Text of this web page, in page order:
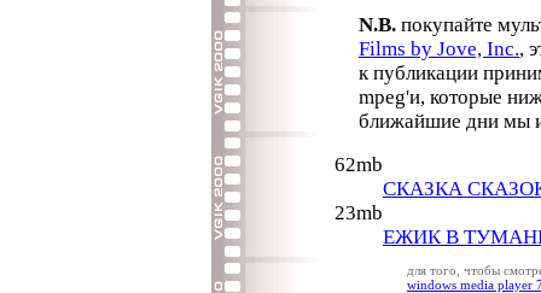
N.B. покупайте
Films by Jove, Inc.,
к публикации
mpeg'и, которые
ближайшие дни мы
62mb
СКАЗКА
23mb
ЕЖИК В
для того, чтобы
windows media player